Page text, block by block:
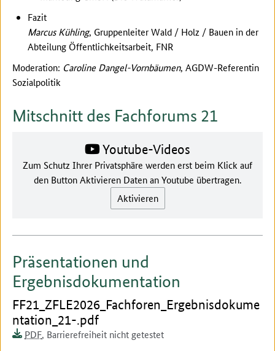
Fazit
Marcus Kühling, Gruppenleiter Wald / Holz / Bauen in der
Abteilung Öffentlichkeitsarbeit, FNR
Moderation: Caroline Dangel-Vornbäumen, AGDW-Referentin
Sozialpolitik
Mitschnitt des Fachforums 21
Youtube-Videos
Zum Schutz Ihrer Privatsphäre werden erst beim Klick auf
den Button Aktivieren Daten an Youtube übertragen.
Aktivieren
Präsentationen und
Ergebnisdokumentation
Dokument zum runterladen:
FF21_ZFLE2026_Fachforen_Ergebnisdokume
ntation_21-.pdf
Dokumentenformat:
PDF
Barrierefreiheit:
Dieses Dokument ist auf
, Barrierefreiheit nicht getestet